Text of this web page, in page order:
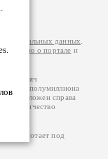
за
данных
о портале и
тысяч
более полумиллиона
расположен справа
количество
работает под